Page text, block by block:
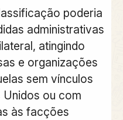
poderia
administrativas
atingindo
e organizações
sem vínculos
ou com
às facções